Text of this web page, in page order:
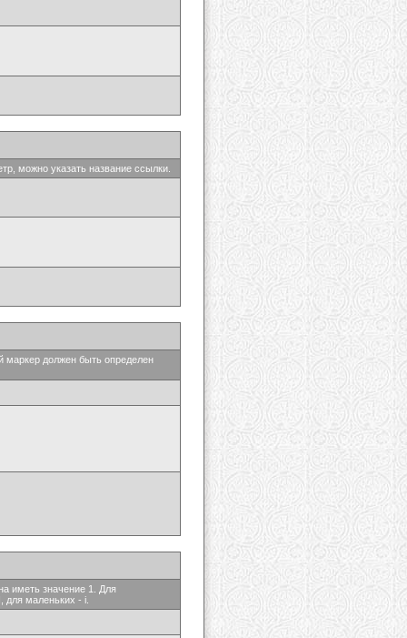
можно указать название ссылки.
маркер должен быть определен
иметь значение 1. Для
маленьких - i.